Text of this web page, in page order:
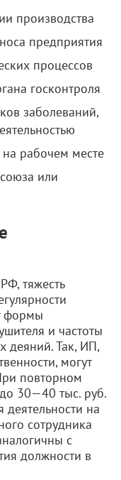
производства
предприятия
процессов
госконтроля
заболеваний,
на рабочем месте
или
тяжесть
формы
и частоты
деяний. Так, ИП,
могут
повторном
30—40 тыс. руб.
на
сотрудника
с
должности в